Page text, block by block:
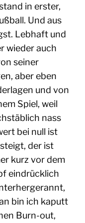
in erster,
Und aus
Lebhaft und
wieder auch
seiner
aber eben
und von
Spiel, weil
nass
bei null ist
der ist
kurz vor dem
eindrücklich
bin ich kaputt
Burn-out,